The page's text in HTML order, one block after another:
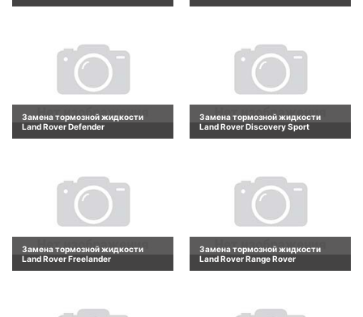
Замена тормозной жидкости
Land Rover Defender
Замена тормозной жидкости
Land Rover Discovery Sport
Замена тормозной жидкости
Land Rover Freelander
Замена тормозной жидкости
Land Rover Range Rover